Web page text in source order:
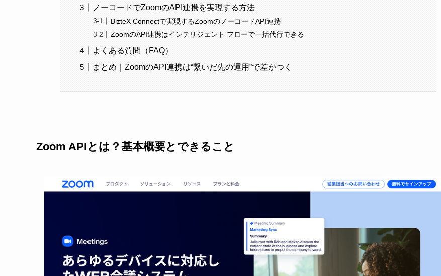
ノーコードでZoomのAPI連携を実現する方法
BizteX Connectで実現するZoomのノーコードAPI連携
ZoomのAPI連携はインテリジェント フローで一括代行できる
よくある質問（FAQ）
まとめ｜ZoomのAPI連携は“繋いだ先の運用”で差がつく
Zoom APIとは？基本概要とできること